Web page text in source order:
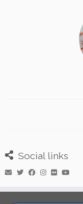
Social links